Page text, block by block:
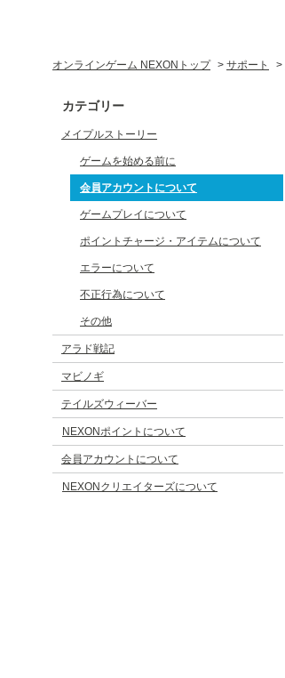
オンラインゲーム NEXONトップ > サポート >
カテゴリー
メイプルストーリー
ゲームを始める前に
会員アカウントについて
ゲームプレイについて
ポイントチャージ・アイテムについて
エラーについて
不正行為について
その他
アラド戦記
マビノギ
テイルズウィーバー
NEXONポイントについて
会員アカウントについて
NEXONクリエイターズについて